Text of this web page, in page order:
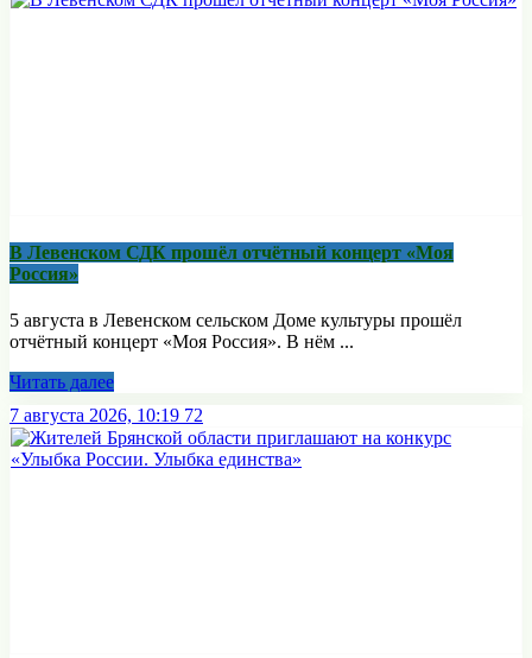
В Левенском СДК прошёл отчётный концерт «Моя
Россия»
5 августа в Левенском сельском Доме культуры прошёл
отчётный концерт «Моя Россия». В нём ...
Читать далее
7 августа 2026, 10:19 72